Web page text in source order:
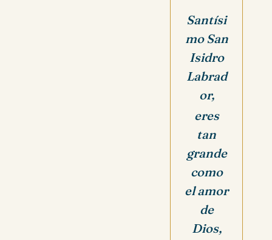
Santísi
mo San
Isidro
Labrad
or,
eres
tan
grande
como
el amor
de
Dios,